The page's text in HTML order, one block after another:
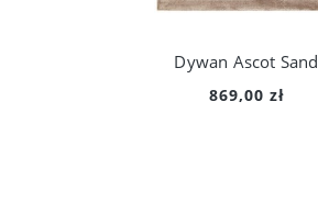
Dywan Ascot Sand
869,00 zł